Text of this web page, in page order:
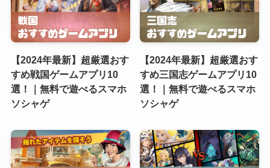
【2024年最新】超厳選おす
すめ戦国ゲームアプリ10
選！｜無料で遊べるスマホ
ソシャゲ
【2024年最新】超厳選おす
すめ三国志ゲームアプリ10
選！｜無料で遊べるスマホ
ソシャゲ